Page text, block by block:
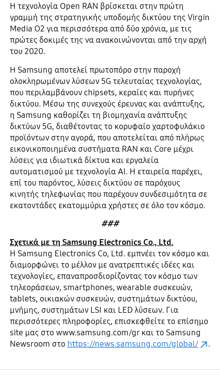
Η τεχνολογία Open RAN βρίσκεται στην πρώτη
γραμμή της στρατηγικής υποδομής δικτύου της Virgin
Media O2 για περισσότερα από δύο χρόνια, με τις
πρώτες δοκιμές της να ανακοινώνονται από την αρχή
του 2020.
Η Samsung αποτελεί πρωτοπόρο στην παροχή
ολοκληρωμένων λύσεων 5G τελευταίας τεχνολογίας,
που περιλαμβάνουν chipsets, κεραίες και πυρήνες
δικτύου. Μέσω της συνεχούς έρευνας και ανάπτυξης,
η Samsung καθορίζει τη βιομηχανία ανάπτυξης
δικτύων 5G, διαθέτοντας το κορυφαίο χαρτοφυλάκιο
προϊόντων στην αγορά, που αποτελείται από πλήρως
εικονικοποιημένα συστήματα RAN και Core μέχρι
λύσεις για ιδιωτικά δίκτυα και εργαλεία
αυτοματισμού με τεχνολογία AI. Η εταιρεία παρέχει,
επί του παρόντος, λύσεις δικτύου σε παρόχους
κινητής τηλεφωνίας που παρέχουν συνδεσιμότητα σε
εκατοντάδες εκατομμύρια χρήστες σε όλο τον κόσμο.
###
Σχετικά με τη Samsung Electronics Co., Ltd.
Η Samsung Electronics Co, Ltd. εμπνέει τον κόσμο και
διαμορφώνει το μέλλον με ανατρεπτικές ιδέες και
τεχνολογίες, επαναπροσδιορίζοντας τον κόσμο των
τηλεοράσεων, smartphones, wearable συσκευών,
tablets, οικιακών συσκευών, συστημάτων δικτύου,
μνήμης, συστημάτων LSI και LED λύσεων. Για
περισσότερες πληροφορίες, επισκεφθείτε το επίσημο
site μας στο www.samsung.com/gr και το Samsung
Newsroom στο https://news.samsung.com/global/ .